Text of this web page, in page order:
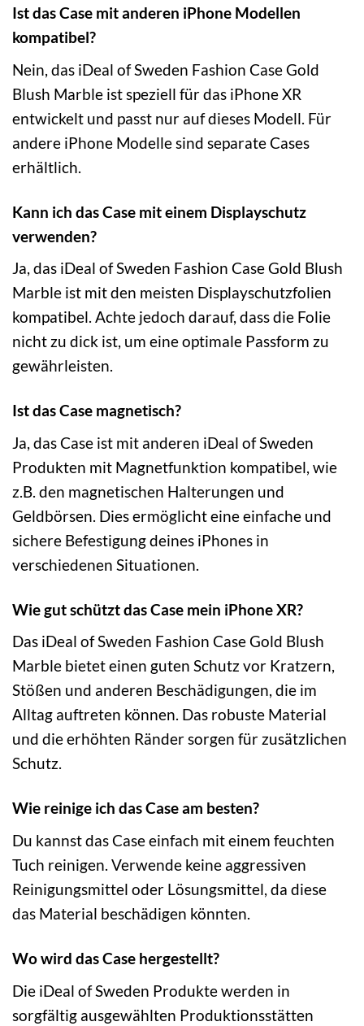
Ist das Case mit anderen iPhone Modellen
kompatibel?
Nein, das iDeal of Sweden Fashion Case Gold
Blush Marble ist speziell für das iPhone XR
entwickelt und passt nur auf dieses Modell. Für
andere iPhone Modelle sind separate Cases
erhältlich.
Kann ich das Case mit einem Displayschutz
verwenden?
Ja, das iDeal of Sweden Fashion Case Gold Blush
Marble ist mit den meisten Displayschutzfolien
kompatibel. Achte jedoch darauf, dass die Folie
nicht zu dick ist, um eine optimale Passform zu
gewährleisten.
Ist das Case magnetisch?
Ja, das Case ist mit anderen iDeal of Sweden
Produkten mit Magnetfunktion kompatibel, wie
z.B. den magnetischen Halterungen und
Geldbörsen. Dies ermöglicht eine einfache und
sichere Befestigung deines iPhones in
verschiedenen Situationen.
Wie gut schützt das Case mein iPhone XR?
Das iDeal of Sweden Fashion Case Gold Blush
Marble bietet einen guten Schutz vor Kratzern,
Stößen und anderen Beschädigungen, die im
Alltag auftreten können. Das robuste Material
und die erhöhten Ränder sorgen für zusätzlichen
Schutz.
Wie reinige ich das Case am besten?
Du kannst das Case einfach mit einem feuchten
Tuch reinigen. Verwende keine aggressiven
Reinigungsmittel oder Lösungsmittel, da diese
das Material beschädigen könnten.
Wo wird das Case hergestellt?
Die iDeal of Sweden Produkte werden in
sorgfältig ausgewählten Produktionsstätten